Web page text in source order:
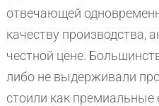
отвечающей
качеству производства,
честной цене.
либо не выдерживали
стоили как премиальные